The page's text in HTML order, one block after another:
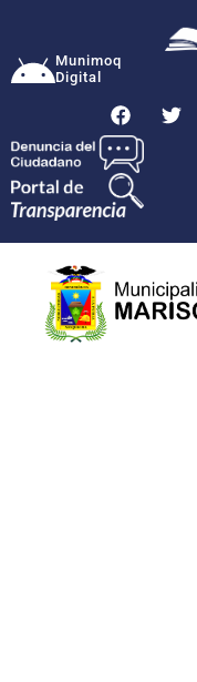
Munimoq
Digital